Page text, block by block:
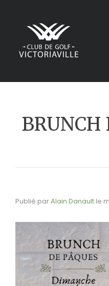
BRUNCH
Publié parAlain Danault le